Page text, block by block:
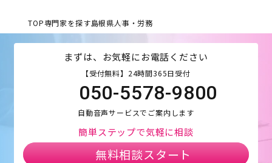
TOP専門家を探す島根県人事・労務
まずは、お気軽にお電話ください
【受付無料】24時間365日受付
050-5578-9800
自動音声サービスでご案内します
簡単ステップで気軽に相談
無料相談スタート